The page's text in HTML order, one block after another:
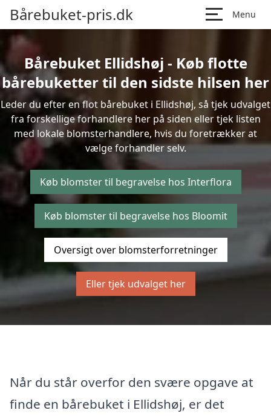
Bårebuket-pris.dk Menu
Bårebuket Ellidshøj - Køb flotte
bårebuketter til den sidste hilsen her
Leder du efter en flot bårebuket i Ellidshøj, så tjek udvalget
fra forskellige forhandlere her på siden eller tjek listen
med lokale blomsterhandlere, hvis du foretrækker at
vælge forhandler selv.
Køb blomster til begravelse hos Interflora
Køb blomster til begravelse hos Bloomit
Oversigt over blomsterforretninger
Eller tjek udvalget her
Når du står overfor den svære opgave at
finde en bårebuket i Ellidshøj, er det